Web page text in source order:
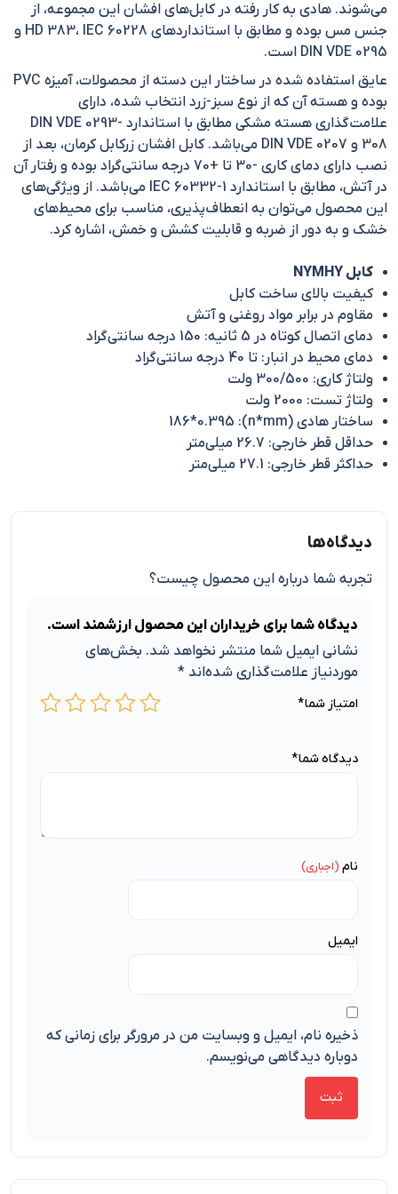
می‌شوند. هادی به کار رفته در کابل‌های افشان این مجموعه، از
جنس مس بوده و مطابق با استاندارد‌های HD 383، IEC 60228 و
DIN VDE 0295 است.
عایق استفاده شده در ساختار این دسته از محصولات، آمیزه PVC
بوده و هسته آن که از نوع سبز-زرد انتخاب شده، دارای
علامت‌گذاری هسته مشکی مطابق با استاندارد DIN VDE 0293-
308 و DIN VDE 0207 می‌باشد. کابل افشان زرکابل کرمان، بعد از
نصب دارای دمای کاری -30 تا +70 درجه سانتی‌گراد بوده و رفتار آن
در آتش، مطابق با استاندارد IEC 60332-1 می‌باشد. از ویژگی‌های
این محصول می‌توان به انعطاف‌پذیری، مناسب برای محیط‌های
خشک و به دور از ضربه و قابلیت کشش و خمش، اشاره کرد.
کابل NYMHY
کیفیت بالای ساخت کابل
مقاوم در برابر مواد روغنی و آتش
دمای اتصال کوتاه در 5 ثانیه: 150 درجه سانتی‌گراد
دمای محیط در انبار: تا 40 درجه سانتی‌گراد
ولتاژ کاری: 300/500 ولت
ولتاژ تست: 2000 ولت
ساختار هادی (n*mm): 186*0.395
حداقل قطر خارجی: 26.7 میلی‌متر
حداکثر قطر خارجی: 27.1 میلی‌متر
دیدگاه‌ها
تجربه شما درباره این محصول چیست؟
دیدگاه شما برای خریداران این محصول ارزشمند است.
نشانی ایمیل شما منتشر نخواهد شد. بخش‌های
موردنیاز علامت‌گذاری شده‌اند *
امتیاز شما*
دیدگاه شما*
نام
ایمیل
ذخیره نام، ایمیل و وبسایت من در مرورگر برای زمانی که
دوباره دیدگاهی می‌نویسم.